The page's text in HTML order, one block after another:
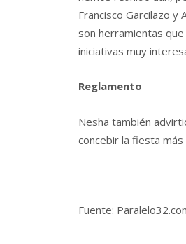
Francisco Garcilazo
son herramientas
iniciativas muy
Reglamento
Nesha también
concebir la fiesta
Fuente: